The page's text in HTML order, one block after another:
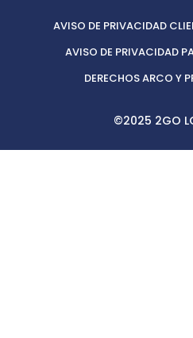
AVISO DE PRIVACIDAD
AVISO DE PRIVACIDAD
DERECHOS ARCO Y
©2025 2GO